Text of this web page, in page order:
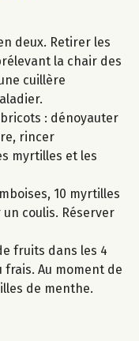
deux. Retirer les
la chair des
cuillère
: dénoyauter
rincer
myrtilles et les
10 myrtilles
coulis. Réserver
fruits dans les 4
Au moment de
de menthe.